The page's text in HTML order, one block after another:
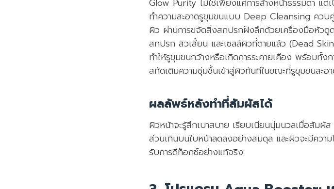
ทำความสะอาดรูขุมขนแบบ Deep Cleansing ควบ
ผิว ผ่านการขจัดสิ่งสกปรกฝังลึกด้วยเครื่องมือหัว
สกปรก สิวเสี้ยน และเซลล์ผิวที่ตายแล้ว (Dead
ทำให้รูขุมขนกว้างหรือเกิดการระคายเคือง พร้อมทั้ง
สกัดเติมความชุ่มชื้นเข้าสู่ผิวทันทีในขณะที่รูขุมขนสะอ
ผลลัพธ์หลังทำที่สัมผัสได้
ผิวหน้าจะรู้สึกเบาสบาย เรียบเนียนนุ่มนวลเมื่อสัมผั
ส่วนเกินบนใบหน้าลดลงอย่างสมดุล และผิวจะมีควา
รับการดีท็อกซ์อย่างแท้จริง